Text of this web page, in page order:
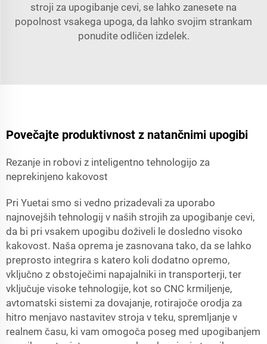
stroji za upogibanje cevi, se lahko zanesete na
popolnost vsakega upoga, da lahko svojim strankam
ponudite odličen izdelek.
Povečajte produktivnost z natančnimi upogibi
Rezanje in robovi z inteligentno tehnologijo za
neprekinjeno kakovost
Pri Yuetai smo si vedno prizadevali za uporabo
najnovejših tehnologij v naših strojih za upogibanje cevi,
da bi pri vsakem upogibu doživeli le dosledno visoko
kakovost. Naša oprema je zasnovana tako, da se lahko
preprosto integrira s katero koli dodatno opremo,
vključno z obstoječimi napajalniki in transporterji, ter
vključuje visoke tehnologije, kot so CNC krmiljenje,
avtomatski sistemi za dovajanje, rotirajoče orodja za
hitro menjavo nastavitev stroja v teku, spremljanje v
realnem času, ki vam omogoča poseg med upogibanjem